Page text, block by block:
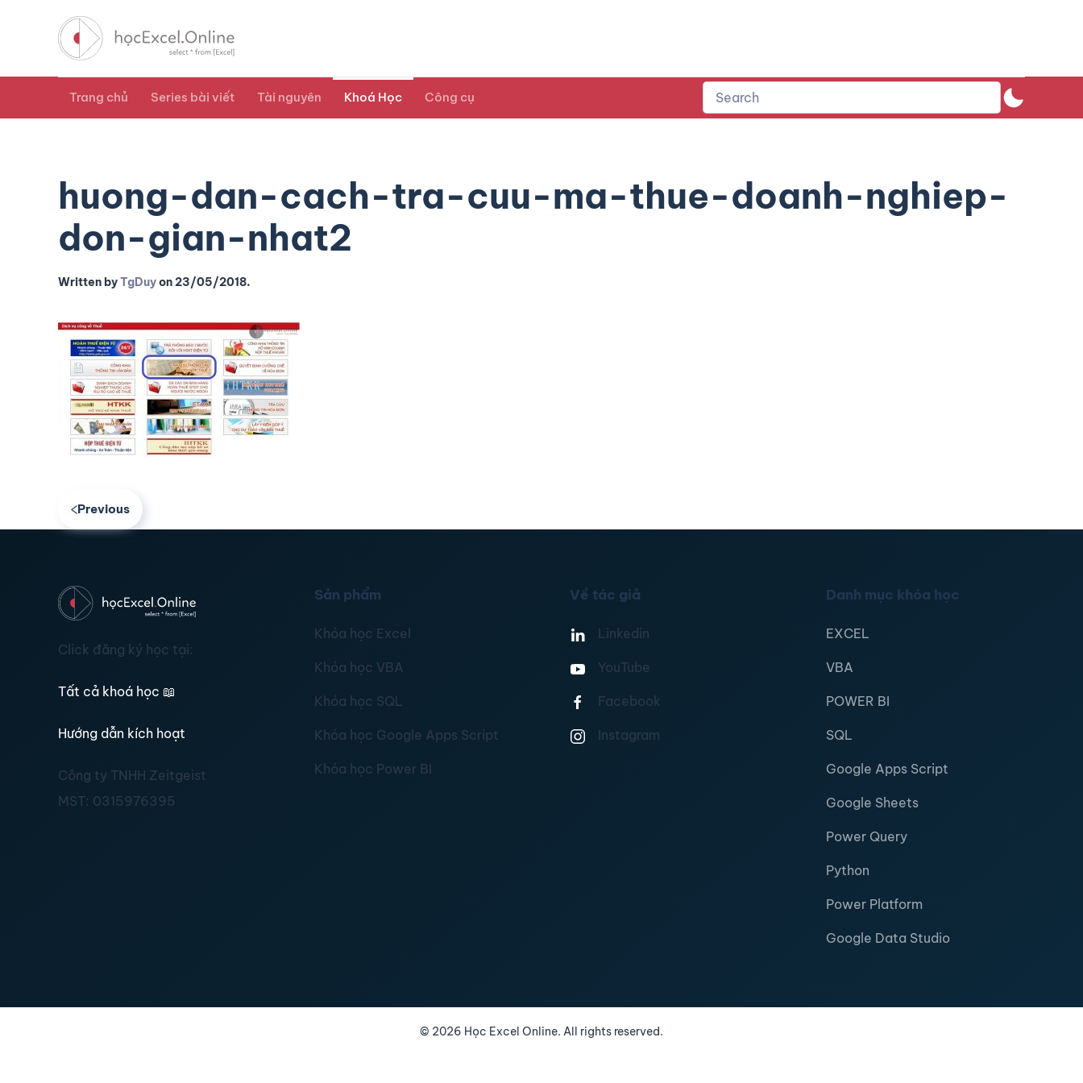
Trang chủ Series bài viết Tài nguyên Khoá Học Công cụ
huong-dan-cach-tra-cuu-ma-thue-doanh-nghiep-
don-gian-nhat2
Written byTgDuyon23/05/2018.
Previous
Click đăng ký học tại:
Tất cả khoá học 📖
Hướng dẫn kích hoạt
Công ty TNHH Zeitgeist
MST: 0315976395
Sản phẩm
Khóa học Excel
Khóa học VBA
Khóa học SQL
Khóa học Google Apps Script
Khóa học Power BI
Về tác giả
Linkedin
YouTube
Facebook
Instagram
Danh mục khóa học
EXCEL
VBA
POWER BI
SQL
Google Apps Script
Google Sheets
Power Query
Python
Power Platform
Google Data Studio
© 2026 Học Excel Online. All rights reserved.